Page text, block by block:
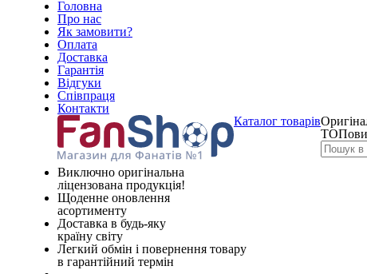
Головна
Про нас
Як замовити?
Оплата
Доставка
Гарантія
Відгуки
Співпраця
Контакти
Каталог товарів
Виключно оригінальна
ліцензована продукція!
Щоденне оновлення
асортименту
Доставка в будь-яку
країну світу
Легкий обмін і повернення товару
в гарантійний термін